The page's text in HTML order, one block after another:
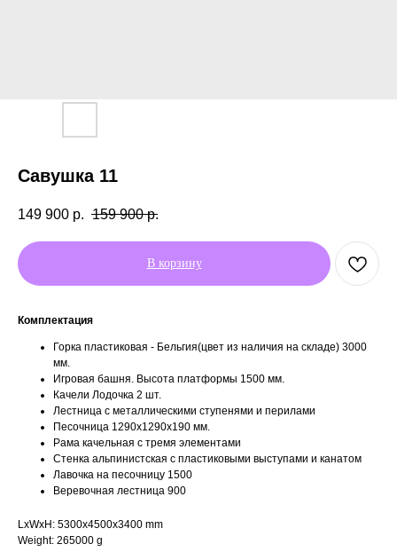
Савушка 11
149 900 р. 159 900 р.
В корзину
Комплектация
Горка пластиковая - Бельгия(цвет из наличия на складе) 3000
мм.
Игровая башня. Высота платформы 1500 мм.
Качели Лодочка 2 шт.
Лестница с металлическими ступенями и перилами
Песочница 1290х1290х190 мм.
Рама качельная с тремя элементами
Стенка альпинистская с пластиковыми выступами и канатом
Лавочка на песочницу 1500
Веревочная лестница 900
LxWxH: 5300x4500x3400 mm
Weight: 265000 g